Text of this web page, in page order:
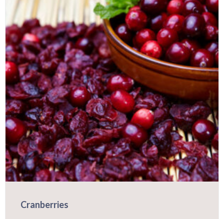
Cranberries